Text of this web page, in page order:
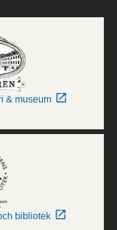
& museum
bibliotek